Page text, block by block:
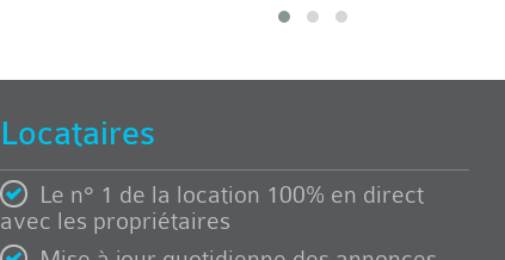
Locataires
Le n° 1 de la location 100% en direct
avec les propriétaires